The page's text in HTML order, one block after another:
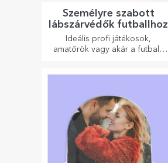
Személyre szabott
lábszárvédők futballhoz
Ideális profi játékosok,
amatőrök vagy akár a futballt